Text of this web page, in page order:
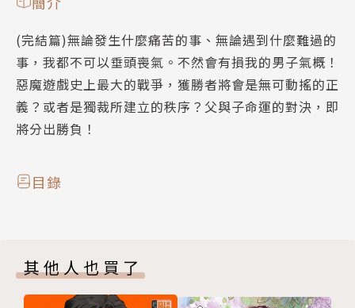
(完結篇)無論發生什麼痛苦的事、無論遇到什麼難過的
事，我都不可以垂頭喪氣。不然會有損我的男子氣概！
惡魔遊戲史上最大的戰爭，獲勝者將會是無可動搖的正
義？或者是獨裁所建立的秩序？父與子命運的對決，即
將分出勝負！
目錄
其他人也買了